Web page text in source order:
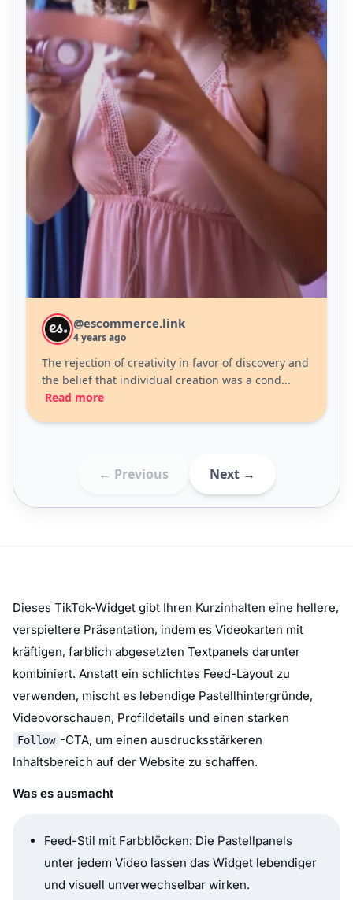
Dieses TikTok-Widget gibt Ihren Kurzinhalten eine hellere,
verspieltere Präsentation, indem es Videokarten mit
kräftigen, farblich abgesetzten Textpanels darunter
kombiniert. Anstatt ein schlichtes Feed-Layout zu
verwenden, mischt es lebendige Pastellhintergründe,
Videovorschauen, Profildetails und einen starken
Follow -CTA, um einen ausdrucksstärkeren
Inhaltsbereich auf der Website zu schaffen.
Was es ausmacht
Feed-Stil mit Farbblöcken: Die Pastellpanels
unter jedem Video lassen das Widget lebendiger
und visuell unverwechselbar wirken.